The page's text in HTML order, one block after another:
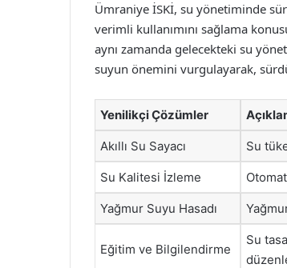
Ümraniye İSKİ, su yönetiminde
verimli kullanımını sağlama
aynı zamanda gelecekteki su
suyun önemini vurgulayarak,
Yenilikçi Çözümler
Akıllı Su Sayacı Su
Su Kalitesi İzleme
Yağmur Suyu Hasadı
Eğitim ve Bilgilendirme
Su